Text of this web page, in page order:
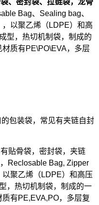
、 密封袋、 拉链袋，龙骨
Bag、Sealing bag、
以聚乙烯（LDPE）和高
型，热切机制袋，制成的
质有PE\PO\EVA，多层
包装袋，常见有夹链自封
贴骨袋，密封袋，夹链
Reclosable Bag, Zipper
聚乙烯（LDPE）和高压
，热切机制袋，制成的一
有PE,EVA,PO，多层复